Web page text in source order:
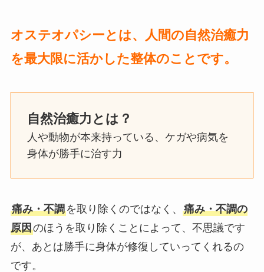
オステオパシーとは、人間の自然治癒力
を最大限に活かした整体のことです。
自然治癒力とは？
人や動物が本来持っている、ケガや病気を
身体が勝手に治す力
痛み・不調を取り除くのではなく、 痛み・不調の
原因のほうを取り除くことによって、不思議です
が、あとは勝手に身体が修復していってくれるの
です。